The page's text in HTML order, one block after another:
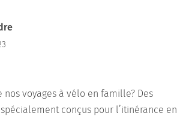
nos voyages à vélo en famille? Des
conçus pour l’itinérance en